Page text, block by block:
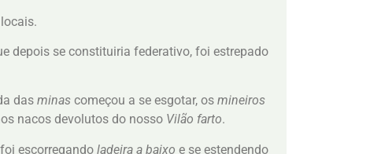
depois se constituiria federativo, foi estrepado
das minas começou a se esgotar, os mineiros
nacos devolutos do nosso Vilão farto.
escorregando ladeira a baixo e se estendendo